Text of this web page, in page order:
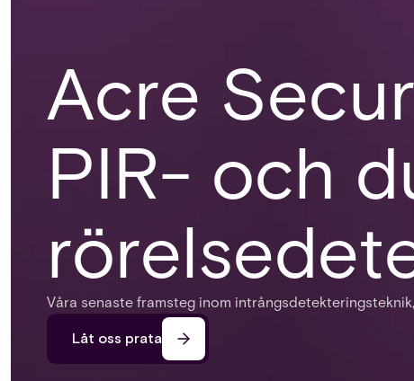
Acre
PIR- och
Våra senaste framsteg inom
Låt oss prata